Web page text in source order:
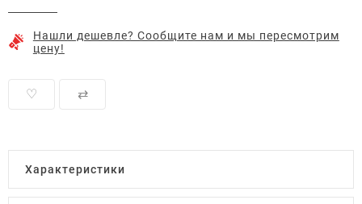
Нашли дешевле? Сообщите нам и мы пересмотрим
цену!
♡ ⇄
Характеристики